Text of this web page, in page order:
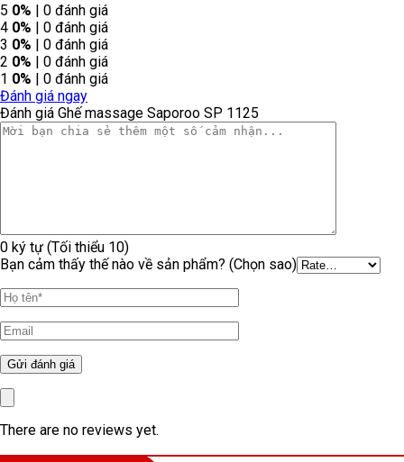
5 0% | 0 đánh giá
4 0% | 0 đánh giá
3 0% | 0 đánh giá
2 0% | 0 đánh giá
1 0% | 0 đánh giá
Đánh giá ngay
Đánh giá Ghế massage Saporoo SP 1125
0 ký tự (Tối thiểu 10)
Bạn cảm thấy thế nào về sản phẩm? (Chọn sao)
There are no reviews yet.